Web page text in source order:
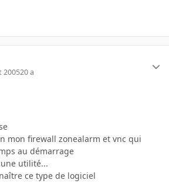
200520 a
mon firewall zonealarm et vnc qui
au démarrage
utilité...
ce type de logiciel